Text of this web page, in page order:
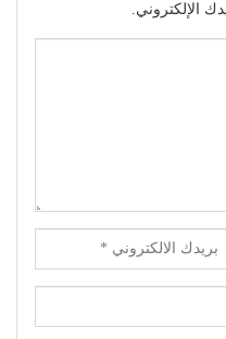
الإلكتروني.